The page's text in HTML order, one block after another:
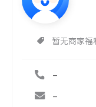
暂无商家福
-
-